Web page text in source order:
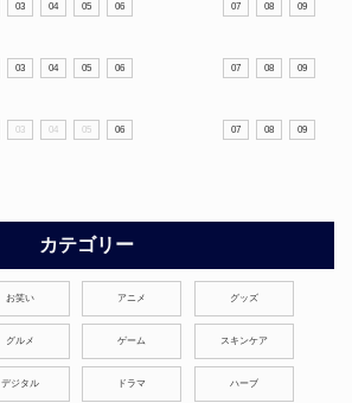
03 04 05 06 07 08 09
03 04 05 06 07 08 09
03 04 05 06 07 08 09
カテゴリー
お笑い アニメ グッズ
グルメ ゲーム スキンケア
デジタル ドラマ ハーブ